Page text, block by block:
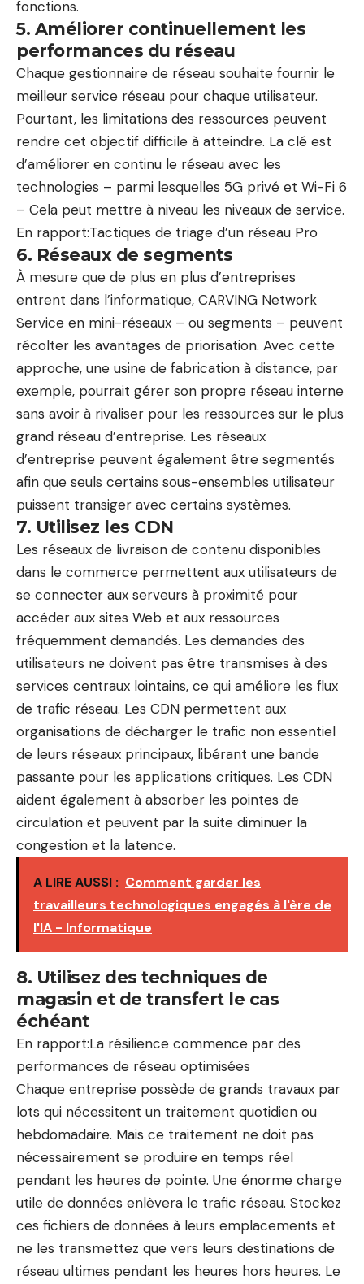
fonctions.
5. Améliorer continuellement les
performances du réseau
Chaque gestionnaire de réseau souhaite fournir le
meilleur service réseau pour chaque utilisateur.
Pourtant, les limitations des ressources peuvent
rendre cet objectif difficile à atteindre. La clé est
d’améliorer en continu le réseau avec les
technologies – parmi lesquelles 5G privé et Wi-Fi 6
– Cela peut mettre à niveau les niveaux de service.
En rapport:Tactiques de triage d’un réseau Pro
6. Réseaux de segments
À mesure que de plus en plus d’entreprises
entrent dans l’informatique, CARVING Network
Service en mini-réseaux – ou segments – peuvent
récolter les avantages de priorisation. Avec cette
approche, une usine de fabrication à distance, par
exemple, pourrait gérer son propre réseau interne
sans avoir à rivaliser pour les ressources sur le plus
grand réseau d’entreprise. Les réseaux
d’entreprise peuvent également être segmentés
afin que seuls certains sous-ensembles utilisateur
puissent transiger avec certains systèmes.
7. Utilisez les CDN
Les réseaux de livraison de contenu disponibles
dans le commerce permettent aux utilisateurs de
se connecter aux serveurs à proximité pour
accéder aux sites Web et aux ressources
fréquemment demandés. Les demandes des
utilisateurs ne doivent pas être transmises à des
services centraux lointains, ce qui améliore les flux
de trafic réseau. Les CDN permettent aux
organisations de décharger le trafic non essentiel
de leurs réseaux principaux, libérant une bande
passante pour les applications critiques. Les CDN
aident également à absorber les pointes de
circulation et peuvent par la suite diminuer la
congestion et la latence.
A LIRE AUSSI : Comment garder les
travailleurs technologiques engagés à l'ère de
l'IA - Informatique
8. Utilisez des techniques de
magasin et de transfert le cas
échéant
En rapport:La résilience commence par des
performances de réseau optimisées
Chaque entreprise possède de grands travaux par
lots qui nécessitent un traitement quotidien ou
hebdomadaire. Mais ce traitement ne doit pas
nécessairement se produire en temps réel
pendant les heures de pointe. Une énorme charge
utile de données enlèvera le trafic réseau. Stockez
ces fichiers de données à leurs emplacements et
ne les transmettez que vers leurs destinations de
réseau ultimes pendant les heures hors heures. Le